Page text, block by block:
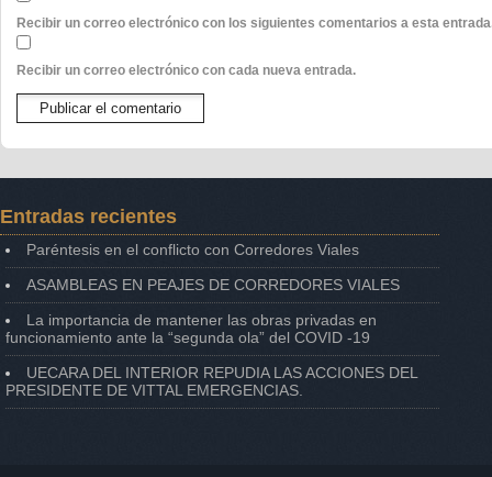
Recibir un correo electrónico con los siguientes comentarios a esta
Recibir un correo electrónico con cada nueva entrada.
Entradas recientes
Paréntesis en el conflicto con Corredores Viales
ASAMBLEAS EN PEAJES DE CORREDORES VIALES
La importancia de mantener las obras privadas en
funcionamiento ante la “segunda ola” del COVID -19
UECARA DEL INTERIOR REPUDIA LAS ACCIONES DEL
PRESIDENTE DE VITTAL EMERGENCIAS.